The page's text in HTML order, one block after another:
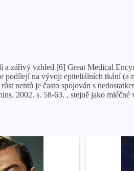
zářivý vzhled [6] Great Medical
na vývoji epiteliálních tkání
nehtů je často spojován s
2002. s. 58-63. , stejně jako